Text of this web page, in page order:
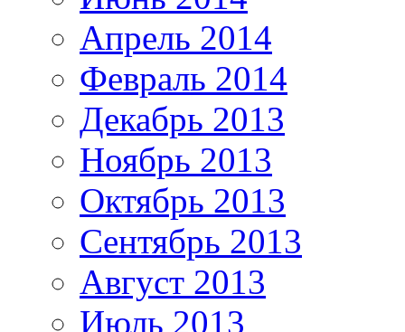
Апрель 2014
Февраль 2014
Декабрь 2013
Ноябрь 2013
Октябрь 2013
Сентябрь 2013
Август 2013
Июль 2013